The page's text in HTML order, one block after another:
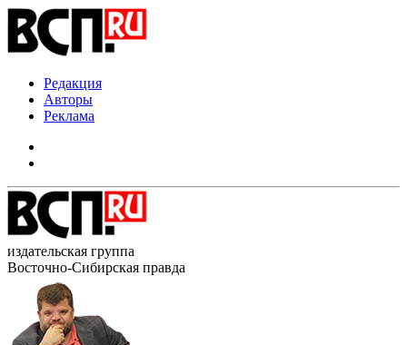
Редакция
Авторы
Реклама
издательская группа
Восточно-Сибирская правда